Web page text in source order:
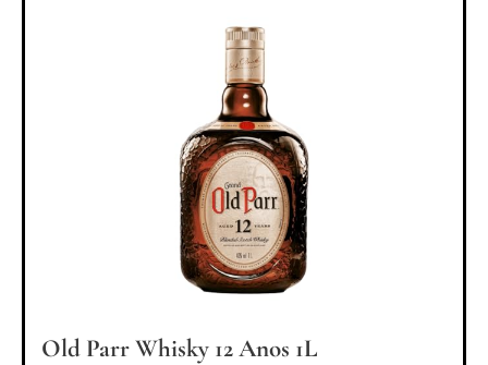
Old Parr Whisky 12 Anos 1L